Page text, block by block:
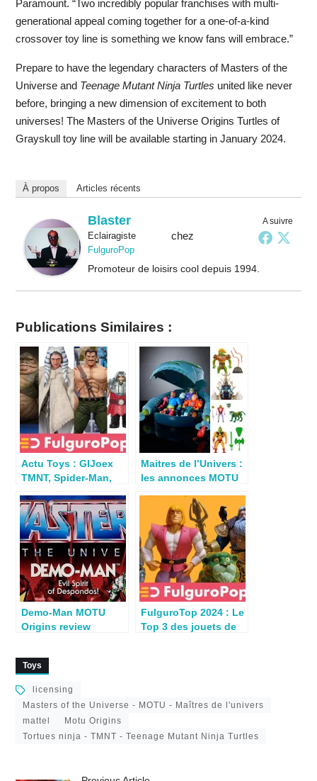
Paramount. “Two incredibly popular franchises with multi-
generational appeal coming together for a one-of-a-kind
crossover toy line is something we know fans will embrace.”
Prepare to have the legendary characters of Masters of the
Universe and Teenage Mutant Ninja Turtles united like never
before, bringing a new dimension of excitement to both
universes! The Masters of the Universe Origins Turtles of
Grayskull toy line will be available starting in January 2024.
À propos Articles récents
A suivre
Blaster
Eclairagistechez
FulguroPop
Promoteur de loisirs cool depuis 1994.
Publications Similaires :
Actu Toys : GIJoex
TMNT, Spider-Man,
Final Fight…
Maitres de l’Univers :
les annonces MOTU
Masterverse
Demo-Man MOTU
Origins review
FulguroTop 2024 : Le
Top 3 des jouets de
Toys
licensing
Masters of the Universe - MOTU - Maîtres de l'univers
mattel
Motu Origins
Tortues ninja - TMNT - Teenage Mutant Ninja Turtles